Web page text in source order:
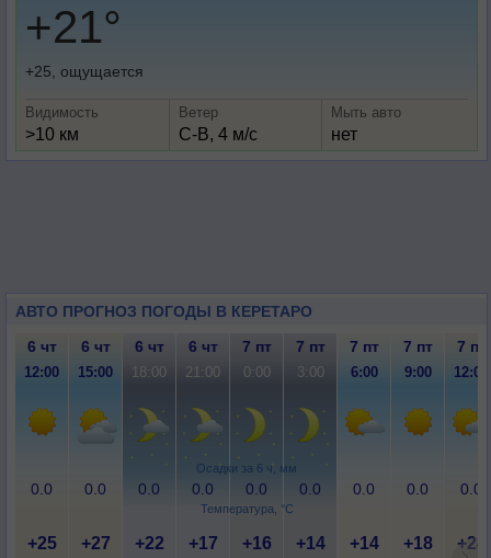
+21°
+25, ощущается
Видимость
>10 км
Ветер
С-В, 4 м/с
Мыть авто
нет
АВТО ПРОГНОЗ ПОГОДЫ В КЕРЕТАРО
Осадки за 6 ч, мм
Температура, °C
6 чт 6 чт 6 чт 6 чт 7 пт 7 пт 7 пт 7 пт 7 пт
12:00 15:00 18:00 21:00 0:00 3:00 6:00 9:00 12:00
0.0 0.0 0.0 0.0 0.0 0.0 0.0 0.0 0.0
+25 +27 +22 +17 +16 +14 +14 +18 +24